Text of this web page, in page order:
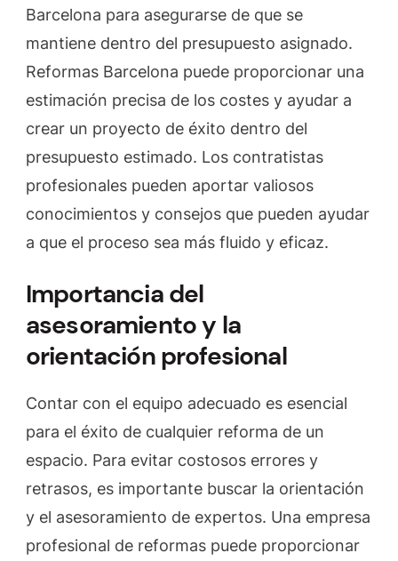
Barcelona para asegurarse de que se
mantiene dentro del presupuesto asignado.
Reformas Barcelona puede proporcionar una
estimación precisa de los costes y ayudar a
crear un proyecto de éxito dentro del
presupuesto estimado. Los contratistas
profesionales pueden aportar valiosos
conocimientos y consejos que pueden ayudar
a que el proceso sea más fluido y eficaz.
Importancia del
asesoramiento y la
orientación profesional
Contar con el equipo adecuado es esencial
para el éxito de cualquier reforma de un
espacio. Para evitar costosos errores y
retrasos, es importante buscar la orientación
y el asesoramiento de expertos. Una empresa
profesional de reformas puede proporcionar